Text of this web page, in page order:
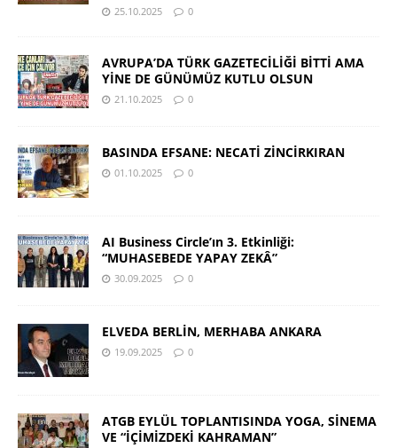
25.10.2025 0
AVRUPA’DA TÜRK GAZETECİLİĞİ BİTTİ AMA
YİNE DE GÜNÜMÜZ KUTLU OLSUN
21.10.2025 0
BASINDA EFSANE: NECATİ ZİNCİRKIRAN
01.10.2025 0
AI Business Circle’ın 3. Etkinliği:
“MUHASEBEDE YAPAY ZEKÂ”
30.09.2025 0
ELVEDA BERLİN, MERHABA ANKARA
19.09.2025 0
ATGB EYLÜL TOPLANTISINDA YOGA, SİNEMA
VE “İÇİMİZDEKİ KAHRAMAN”